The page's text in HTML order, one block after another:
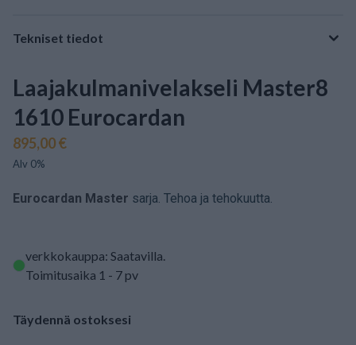
Tekniset tiedot
Laajakulmanivelakseli Master8
1610 Eurocardan
895,00 €
Alv 0%
Eurocardan Master sarja. Tehoa ja tehokuutta.
verkkokauppa: Saatavilla.
Toimitusaika 1 - 7 pv
Täydennä ostoksesi